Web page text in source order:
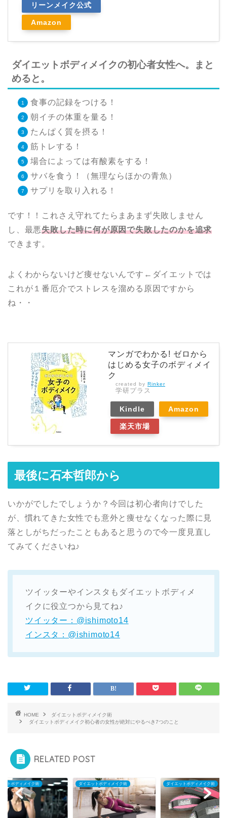
リーンメイク公式
Amazon
ダイエットボディメイクの初心者女性へ。まと
めると。
食事の記録をつける！
朝イチの体重を量る！
たんぱく質を摂る！
筋トレする！
場合によっては有酸素をする！
サバを食う！（無理ならほかの青魚）
サプリを取り入れる！
です！！これさえ守れてたらまあまず失敗しません
し、最悪失敗した時に何が原因で失敗したのかを追求
できます。
よくわからないけど痩せないんです←ダイエットでは
これが１番厄介でストレスを溜める原因ですから
ね・・
マンガでわかる! ゼロから
はじめる女子のボディメイ
ク
created by Rinker
学研プラス
Kindle Amazon
楽天市場
最後に石本哲郎から
いかがでしたでしょうか？今回は初心者向けでした
が、慣れてきた女性でも意外と痩せなくなった際に見
落としがちだったこともあると思うので今一度見直し
てみてくださいね♪
ツイッターやインスタもダイエットボディメ
イクに役立つから見てね♪
ツイッター：@ishimoto14
インスタ：@ishimoto14
HOME
ダイエットボディメイク術
ダイエットボディメイク初心者の女性が絶対にやるべき7つのこと
RELATED POST
ットボディメイク術 ダイエットボディメイク術 ダイエットボディメイク術